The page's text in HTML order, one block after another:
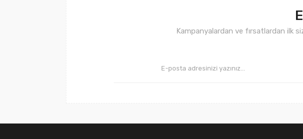
Kampanyalardan ve fırsatlardan ilk